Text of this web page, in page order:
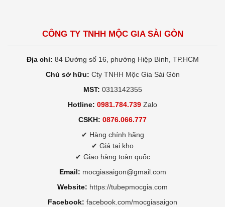
CÔNG TY TNHH MỘC GIA SÀI GÒN
Địa chỉ: 84 Đường số 16, phường Hiệp Bình, TP.HCM
Chủ sở hữu: Cty TNHH Mộc Gia Sài Gòn
MST: 0313142355
Hotline: 0981.784.739 Zalo
CSKH: 0876.066.777
✔ Hàng chính hãng
✔ Giá tại kho
✔ Giao hàng toàn quốc
Email: mocgiasaigon@gmail.com
Website: https://tubepmocgia.com
Facebook: facebook.com/mocgiasaigon